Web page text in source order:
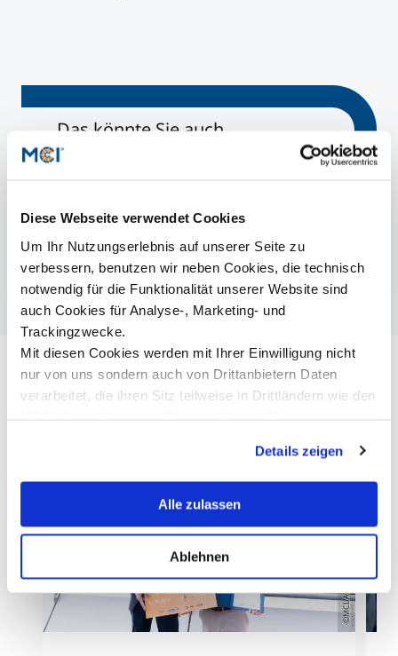
Diese Webseite verwendet Cookies
Um Ihr Nutzungserlebnis auf unserer Seite zu
verbessern, benutzen wir neben Cookies, die technisch
notwendig für die Funktionalität unserer Website sind
auch Cookies für Analyse-, Marketing- und
Trackingzwecke.
Mit diesen Cookies werden mit Ihrer Einwilligung nicht
nur von uns sondern auch von Drittanbietern Daten
verarbeitet, die ihren Sitz teilweise in Drittländern wie den
erklären Ihnen genau, was eine Datenübermittlung in die
USA bedeuten kann.
Details zeigen
Alle zulassen
Ablehnen
Das könnte Sie auch
Interessieren
Gesundheitsmanagement
Master International Health & Social
Management
©MCI/Amplatz